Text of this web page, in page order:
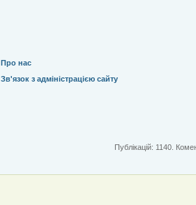
Про нас
Зв'язок з адміністрацією сайту
Публікацій: 1140.